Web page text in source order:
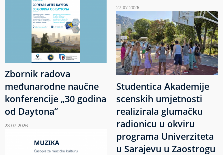
Zbornik radova
međunarodne naučne
konferencije „30 godina
od Daytona“
23.07.2026.
27.07.2026.
Studentica Akademije
scenskih umjetnosti
realizirala glumačku
radionicu u okviru
programa Univerziteta
u Sarajevu u Zaostrogu